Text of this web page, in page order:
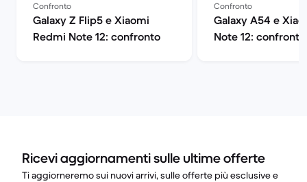
Confronto
Galaxy Z Flip5 e Xiaomi
Redmi Note 12: confronto
Confronto
Galaxy A54 e
Note 12: confronto
Ricevi aggiornamenti sulle ultime offerte
Ti aggiorneremo sui nuovi arrivi, sulle offerte più esclusive e